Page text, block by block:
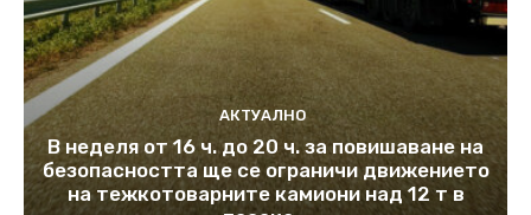
АКТУАЛНО
В неделя от 16 ч. до 20 ч. за повишаване на
безопасността ще се ограничи движението
на тежкотоварните камиони над 12 т в